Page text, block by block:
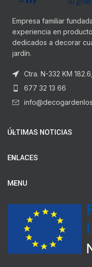
Empresa familiar
experiencia en
dedicados a decorar
jardín.
Ctra. N-332 KM
677 32 13 66
ÚLTIMAS NOTICIAS
ENLACES
MENU